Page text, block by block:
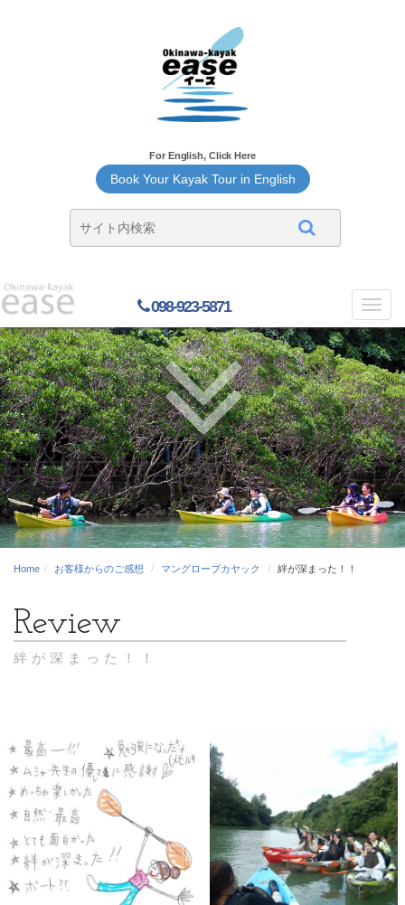
For English, Click Here
Book Your Kayak Tour in English
098-923-5871
Home お客様からのご感想 マングローブカヤック 絆が深まった！！
絆が深まった！！